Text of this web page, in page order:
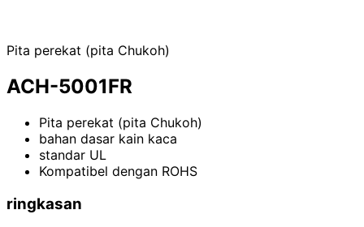
Pita perekat (pita Chukoh)
ACH-5001FR
Pita perekat (pita Chukoh)
bahan dasar kain kaca
standar UL
Kompatibel dengan ROHS
ringkasan